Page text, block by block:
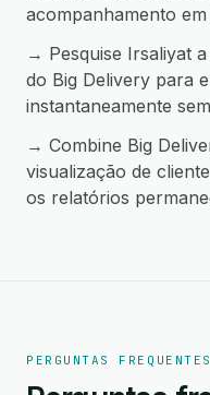
acompanhamento
→ Pesquise Irsaliyat
do Big Delivery para
instantaneamente
→ Combine Big
visualização de
os relatórios
PERGUNTAS FREQUENTES